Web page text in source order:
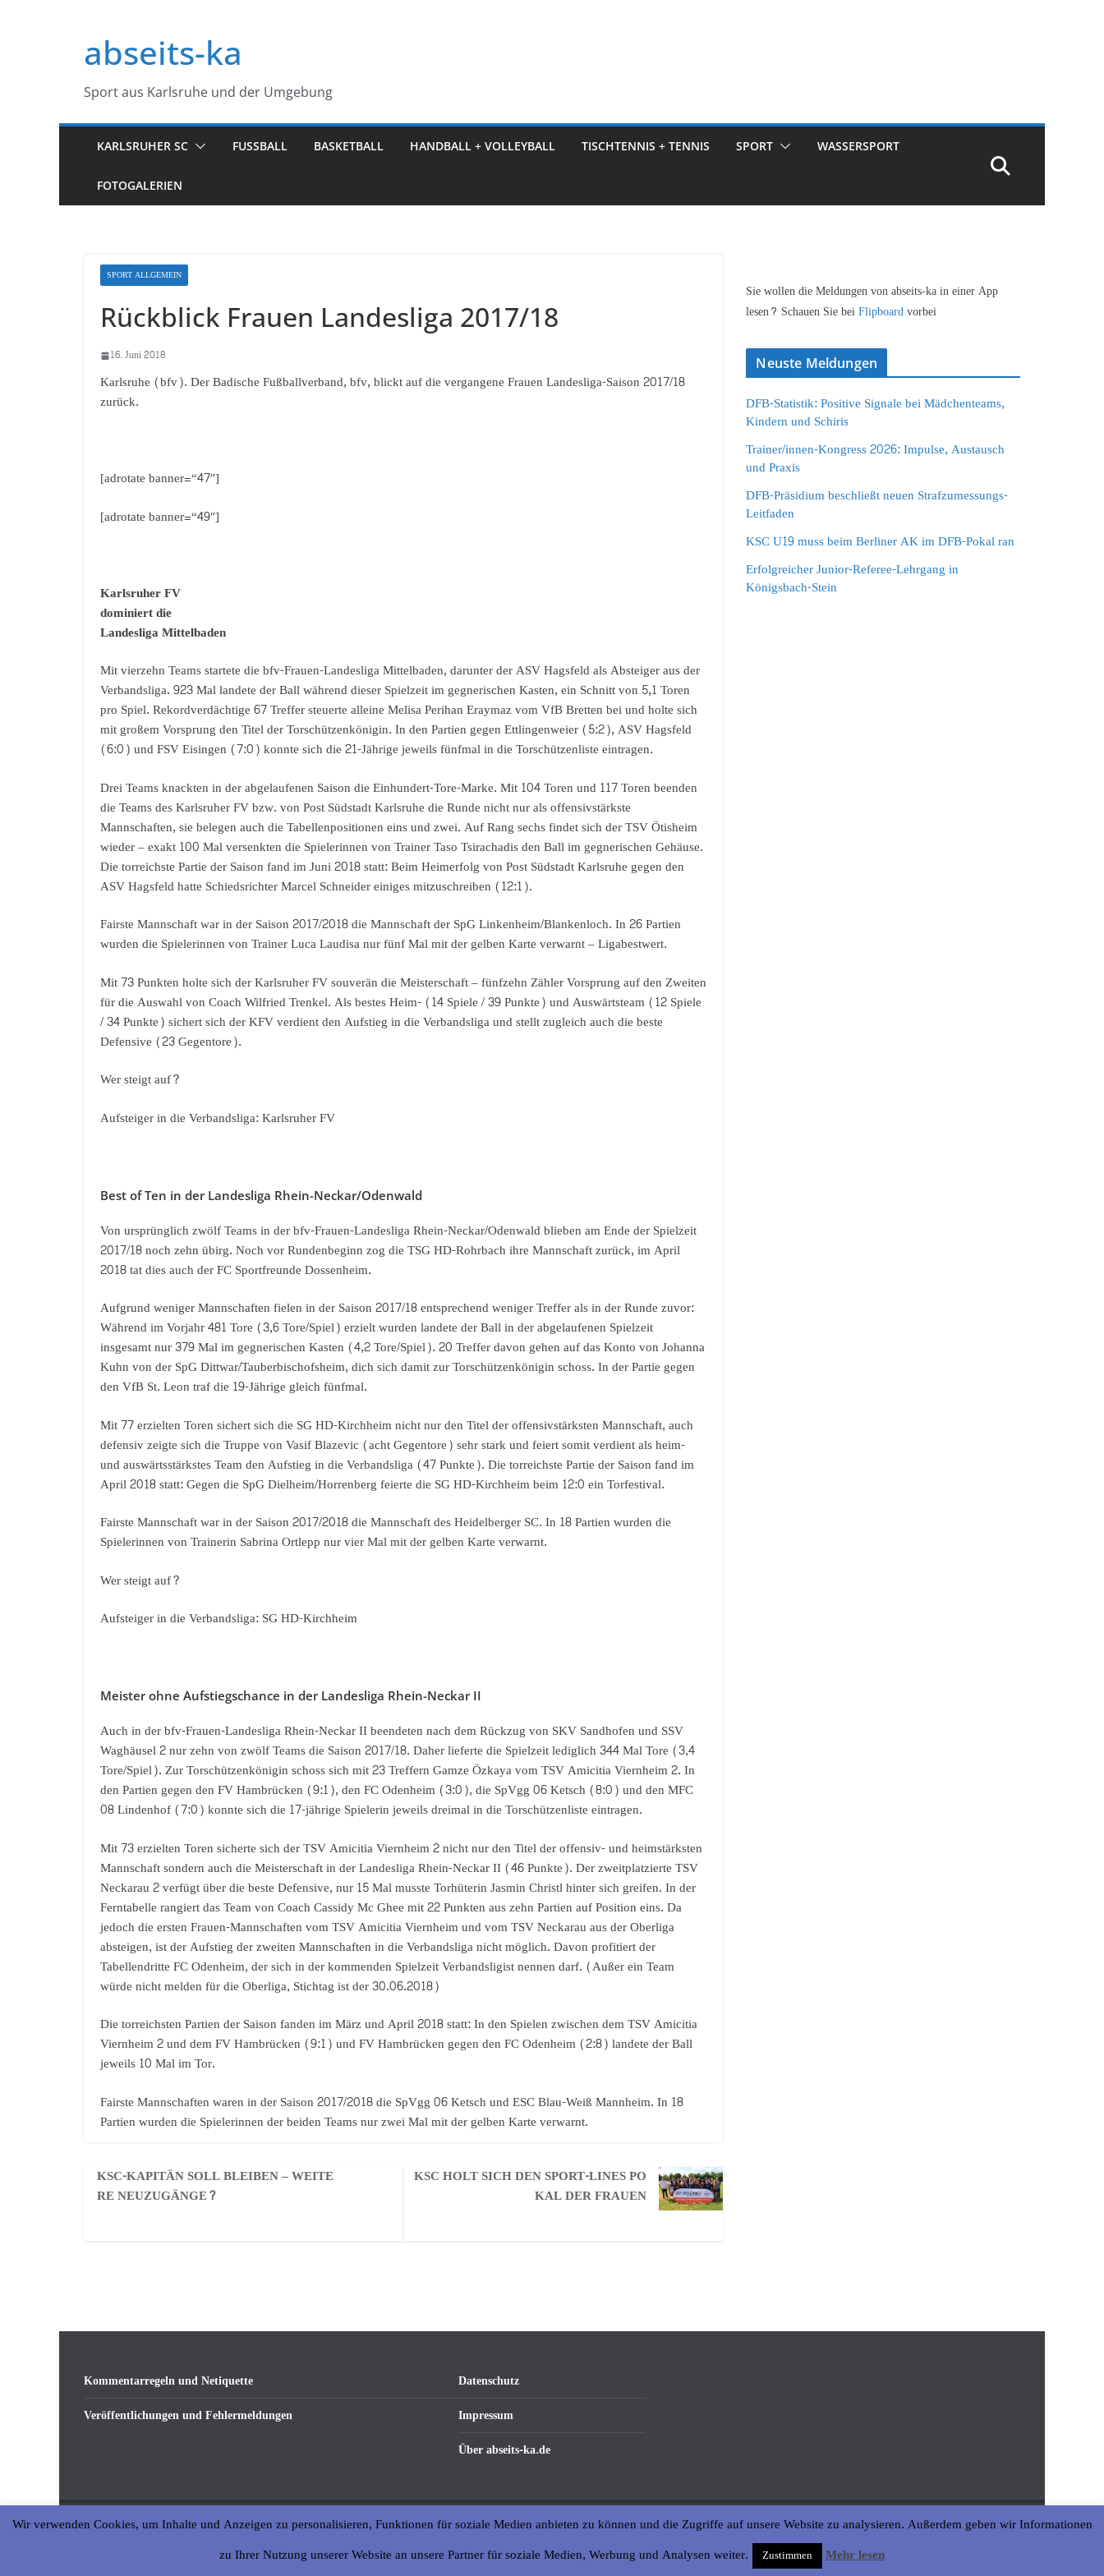
springenabseits-ka
Sport aus Karlsruhe und der Umgebung
KARLSRUHER SC FUSSBALL BASKETBALL HANDBALL + VOLLEYBALL TISCHTENNIS + TENNIS SPORT WASSERSPORT
FOTOGALERIEN
SPORT ALLGEMEIN
Rückblick Frauen Landesliga 2017/18
16. Juni 2018
Karlsruhe (bfv). Der Badische Fußballverband, bfv, blickt auf die vergangene Frauen Landesliga-Saison 2017/18
zurück.
[adrotate banner=“47″]
[adrotate banner=“49″]
Karlsruher FV
dominiert die
Landesliga Mittelbaden
Mit vierzehn Teams startete die bfv-Frauen-Landesliga Mittelbaden, darunter der ASV Hagsfeld als Absteiger aus der
Verbandsliga. 923 Mal landete der Ball während dieser Spielzeit im gegnerischen Kasten, ein Schnitt von 5,1 Toren
pro Spiel. Rekordverdächtige 67 Treffer steuerte alleine Melisa Perihan Eraymaz vom VfB Bretten bei und holte sich
mit großem Vorsprung den Titel der Torschützenkönigin. In den Partien gegen Ettlingenweier (5:2), ASV Hagsfeld
(6:0) und FSV Eisingen (7:0) konnte sich die 21-Jährige jeweils fünfmal in die Torschützenliste eintragen.
Drei Teams knackten in der abgelaufenen Saison die Einhundert-Tore-Marke. Mit 104 Toren und 117 Toren beenden
die Teams des Karlsruher FV bzw. von Post Südstadt Karlsruhe die Runde nicht nur als offensivstärkste
Mannschaften, sie belegen auch die Tabellenpositionen eins und zwei. Auf Rang sechs findet sich der TSV Ötisheim
wieder – exakt 100 Mal versenkten die Spielerinnen von Trainer Taso Tsirachadis den Ball im gegnerischen Gehäuse.
Die torreichste Partie der Saison fand im Juni 2018 statt: Beim Heimerfolg von Post Südstadt Karlsruhe gegen den
ASV Hagsfeld hatte Schiedsrichter Marcel Schneider einiges mitzuschreiben (12:1).
Fairste Mannschaft war in der Saison 2017/2018 die Mannschaft der SpG Linkenheim/Blankenloch. In 26 Partien
wurden die Spielerinnen von Trainer Luca Laudisa nur fünf Mal mit der gelben Karte verwarnt – Ligabestwert.
Mit 73 Punkten holte sich der Karlsruher FV souverän die Meisterschaft – fünfzehn Zähler Vorsprung auf den Zweiten
für die Auswahl von Coach Wilfried Trenkel. Als bestes Heim- (14 Spiele / 39 Punkte) und Auswärtsteam (12 Spiele
/ 34 Punkte) sichert sich der KFV verdient den Aufstieg in die Verbandsliga und stellt zugleich auch die beste
Defensive (23 Gegentore).
Wer steigt auf?
Aufsteiger in die Verbandsliga: Karlsruher FV
Best of Ten in der Landesliga Rhein-Neckar/Odenwald
Von ursprünglich zwölf Teams in der bfv-Frauen-Landesliga Rhein-Neckar/Odenwald blieben am Ende der Spielzeit
2017/18 noch zehn übirg. Noch vor Rundenbeginn zog die TSG HD-Rohrbach ihre Mannschaft zurück, im April
2018 tat dies auch der FC Sportfreunde Dossenheim.
Aufgrund weniger Mannschaften fielen in der Saison 2017/18 entsprechend weniger Treffer als in der Runde zuvor:
Während im Vorjahr 481 Tore (3,6 Tore/Spiel) erzielt wurden landete der Ball in der abgelaufenen Spielzeit
insgesamt nur 379 Mal im gegnerischen Kasten (4,2 Tore/Spiel). 20 Treffer davon gehen auf das Konto von Johanna
Kuhn von der SpG Dittwar/Tauberbischofsheim, dich sich damit zur Torschützenkönigin schoss. In der Partie gegen
den VfB St. Leon traf die 19-Jährige gleich fünfmal.
Mit 77 erzielten Toren sichert sich die SG HD-Kirchheim nicht nur den Titel der offensivstärksten Mannschaft, auch
defensiv zeigte sich die Truppe von Vasif Blazevic (acht Gegentore) sehr stark und feiert somit verdient als heim-
und auswärtsstärkstes Team den Aufstieg in die Verbandsliga (47 Punkte). Die torreichste Partie der Saison fand im
April 2018 statt: Gegen die SpG Dielheim/Horrenberg feierte die SG HD-Kirchheim beim 12:0 ein Torfestival.
Fairste Mannschaft war in der Saison 2017/2018 die Mannschaft des Heidelberger SC. In 18 Partien wurden die
Spielerinnen von Trainerin Sabrina Ortlepp nur vier Mal mit der gelben Karte verwarnt.
Wer steigt auf?
Aufsteiger in die Verbandsliga: SG HD-Kirchheim
Meister ohne Aufstiegschance in der Landesliga Rhein-Neckar II
Auch in der bfv-Frauen-Landesliga Rhein-Neckar II beendeten nach dem Rückzug von SKV Sandhofen und SSV
Waghäusel 2 nur zehn von zwölf Teams die Saison 2017/18. Daher lieferte die Spielzeit lediglich 344 Mal Tore (3,4
Tore/Spiel). Zur Torschützenkönigin schoss sich mit 23 Treffern Gamze Özkaya vom TSV Amicitia Viernheim 2. In
den Partien gegen den FV Hambrücken (9:1), den FC Odenheim (3:0), die SpVgg 06 Ketsch (8:0) und den MFC
08 Lindenhof (7:0) konnte sich die 17-jährige Spielerin jeweils dreimal in die Torschützenliste eintragen.
Mit 73 erzielten Toren sicherte sich der TSV Amicitia Viernheim 2 nicht nur den Titel der offensiv- und heimstärksten
Mannschaft sondern auch die Meisterschaft in der Landesliga Rhein-Neckar II (46 Punkte). Der zweitplatzierte TSV
Neckarau 2 verfügt über die beste Defensive, nur 15 Mal musste Torhüterin Jasmin Christl hinter sich greifen. In der
Ferntabelle rangiert das Team von Coach Cassidy Mc Ghee mit 22 Punkten aus zehn Partien auf Position eins. Da
jedoch die ersten Frauen-Mannschaften vom TSV Amicitia Viernheim und vom TSV Neckarau aus der Oberliga
absteigen, ist der Aufstieg der zweiten Mannschaften in die Verbandsliga nicht möglich. Davon profitiert der
Tabellendritte FC Odenheim, der sich in der kommenden Spielzeit Verbandsligist nennen darf. (Außer ein Team
würde nicht melden für die Oberliga, Stichtag ist der 30.06.2018)
Die torreichsten Partien der Saison fanden im März und April 2018 statt: In den Spielen zwischen dem TSV Amicitia
Viernheim 2 und dem FV Hambrücken (9:1) und FV Hambrücken gegen den FC Odenheim (2:8) landete der Ball
jeweils 10 Mal im Tor.
Fairste Mannschaften waren in der Saison 2017/2018 die SpVgg 06 Ketsch und ESC Blau-Weiß Mannheim. In 18
Partien wurden die Spielerinnen der beiden Teams nur zwei Mal mit der gelben Karte verwarnt.
KSC-KAPITÄN SOLL BLEIBEN – WEITE
RE NEUZUGÄNGE?
KSC HOLT SICH DEN SPORT-LINES PO
KAL DER FRAUEN
Sie wollen die Meldungen von abseits-ka in einer App
lesen? Schauen Sie beiFlipboardvorbei
Neuste Meldungen
DFB-Statistik: Positive Signale bei Mädchenteams,
Kindern und Schiris
Trainer/innen-Kongress 2026: Impulse, Austausch
und Praxis
DFB-Präsidium beschließt neuen Strafzumessungs-
Leitfaden
KSC U19 muss beim Berliner AK im DFB-Pokal ran
Erfolgreicher Junior-Referee-Lehrgang in
Königsbach-Stein
Kommentarregeln und Netiquette
Veröffentlichungen und Fehlermeldungen
Datenschutz
Impressum
Über abseits-ka.de
Copyright © 2026abseits-ka . All rights reserved.
Wir verwenden Cookies, um Inhalte und Anzeigen zu personalisieren, Funktionen für soziale Medien anbieten zu können und die Zugriffe auf unsere Website zu analysieren. Außerdem geben wir Informationen
zu Ihrer Nutzung unserer Website an unsere Partner für soziale Medien, Werbung und Analysen weiter.
Zustimmen Mehr lesen